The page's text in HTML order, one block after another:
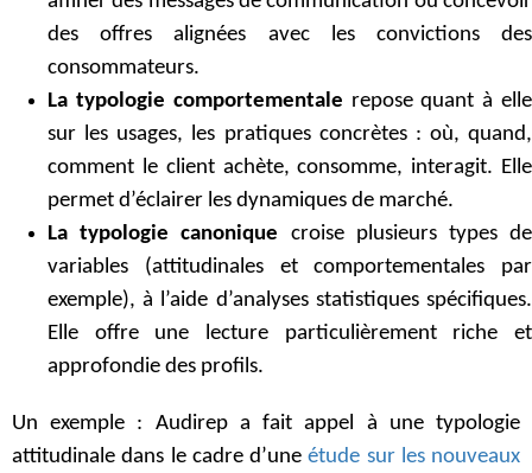
des offres alignées avec les convictions des
consommateurs.
La typologie comportementale repose quant à elle
sur les usages, les pratiques concrètes : où, quand,
comment le client achète, consomme, interagit. Elle
permet d’éclairer les dynamiques de marché.
La typologie canonique croise plusieurs types de
variables (attitudinales et comportementales par
exemple), à l’aide d’analyses statistiques spécifiques.
Elle offre une lecture particulièrement riche et
approfondie des profils.
Un exemple : Audirep a fait appel à une typologie
attitudinale dans le cadre d’uneétude sur les nouveaux